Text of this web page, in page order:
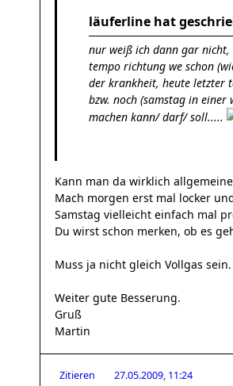
läuferline hat
nur weiß ich dann gar nicht,
tempo richtung we schon
der krankheit, heute letzter
bzw. noch (samstag in einer
machen kann/ darf/ soll.....
Kann man da wirklich
Mach morgen erst mal locker
Samstag vielleicht einfach mal
Du wirst schon merken, ob es
Muss ja nicht gleich Vollgas sein.
Weiter gute Besserung.
Gruß
Martin
Zitieren 27.05.2009, 11:24